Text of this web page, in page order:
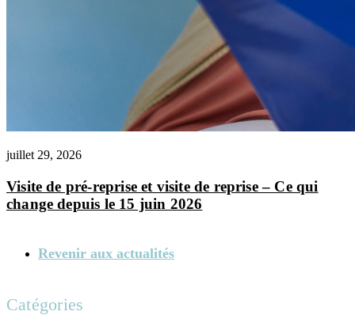
juillet 29, 2026
Visite de pré-reprise et visite de reprise – Ce qui
change depuis le 15 juin 2026
Revenir aux actualités
Catégories